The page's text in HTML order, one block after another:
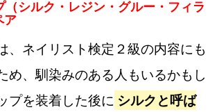
（シルク・レジン・グルー・フィラ
ア
、ネイリスト検定２級の内容にも
め、馴染みのある人もいるかもし
プを装着した後に シルクと呼ば